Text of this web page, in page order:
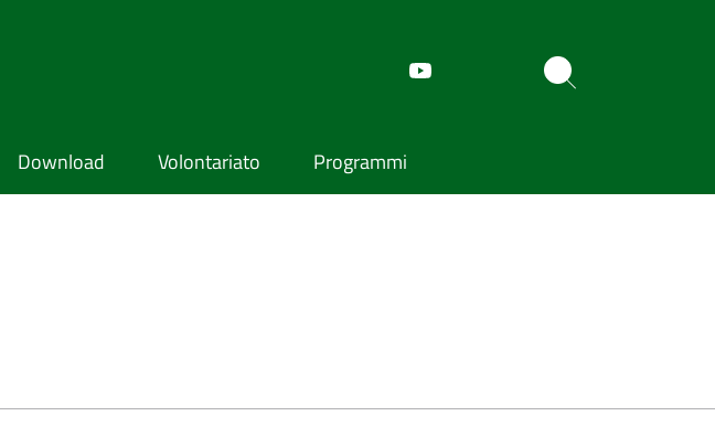
Download Volontariato Programmi